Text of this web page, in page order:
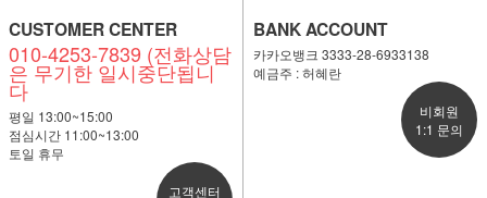
CUSTOMER CENTER
010-4253-7839 (전화상담
은 무기한 일시중단됩니
다
평일 13:00~15:00
점심시간 11:00~13:00
토일 휴무
고객센터
BANK ACCOUNT
카카오뱅크 3333-28-6933138
예금주 : 허혜란
비회원
1:1 문의